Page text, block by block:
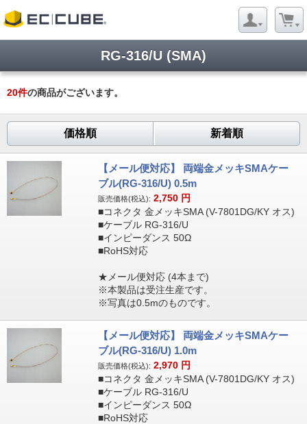
RG-316/U (SMA)
20件の商品がございます。
価格順 新着順
【メール便対応】 両端金メッキSMAケー
ブル(RG-316/U) 0.5m
販売価格(税込): 2,750 円
■コネクタ 金メッキSMA (V-7801DG/KY オス)
■ケーブル RG-316/U
■インピーダンス 50Ω
■RoHS対応
★メール便対応 (4本まで)
※本製品は受注生産です。
※写真は0.5mのものです。
【メール便対応】 両端金メッキSMAケー
ブル(RG-316/U) 1.0m
販売価格(税込): 2,970 円
■コネクタ 金メッキSMA (V-7801DG/KY オス)
■ケーブル RG-316/U
■インピーダンス 50Ω
■RoHS対応